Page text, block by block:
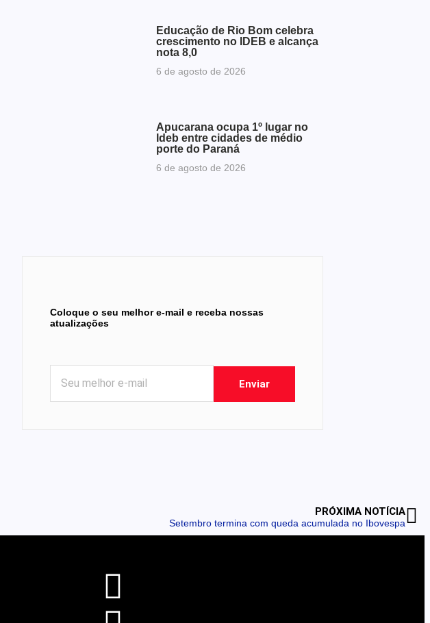
Educação de Rio Bom celebra
crescimento no IDEB e alcança
nota 8,0
6 de agosto de 2026
Apucarana ocupa 1º lugar no
Ideb entre cidades de médio
porte do Paraná
6 de agosto de 2026
Coloque o seu melhor e-mail e receba nossas
atualizações
Enviar
PRÓXIMA NOTÍCIA
Setembro termina com queda acumulada no Ibovespa